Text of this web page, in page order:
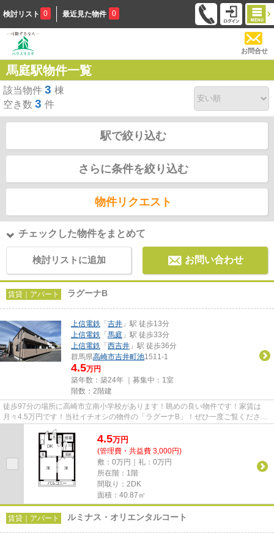
検討リスト 0 最近見た物件 0
お問合せ
馬庭駅物件一覧
該当物件 3 棟
空き数 3 件
駅で絞り込む
さらに条件を絞り込む
物件リクエスト
チェックした物件をまとめて
検討リストに追加 お問い合わせ
賃貸｜アパート ラグーナB
上信電鉄 「 吉井 」駅 徒歩13分
上信電鉄 「 馬庭 」駅 徒歩33分
上信電鉄 「 西吉井 」駅 徒歩36分
群馬県高崎市吉井町池1511-1
4.5万円
築年数：築24年 ｜募集中： 1室
階数：2階建
徒歩97分の場所に高崎市立南小学校があります！眺めの良い物件です！家賃は
月々4.5万円です！当社イチオシの物件の「ラグーナB」！ぜひ一度ご覧くださ
い！できるだけ早めに不動産情報...
4.5万円
(管理費・共益費 3,000円)
敷：0万円｜礼：0万円
所在階：1階
間取り：2DK
面積：40.87㎡
賃貸｜アパート ルミナス・オリエンタルコート